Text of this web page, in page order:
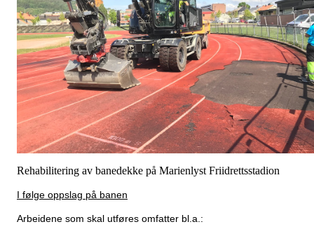
Rehabilitering av banedekke på Marienlyst Friidrettsstadion
I følge oppslag på banen
Arbeidene som skal utføres omfatter bl.a.: